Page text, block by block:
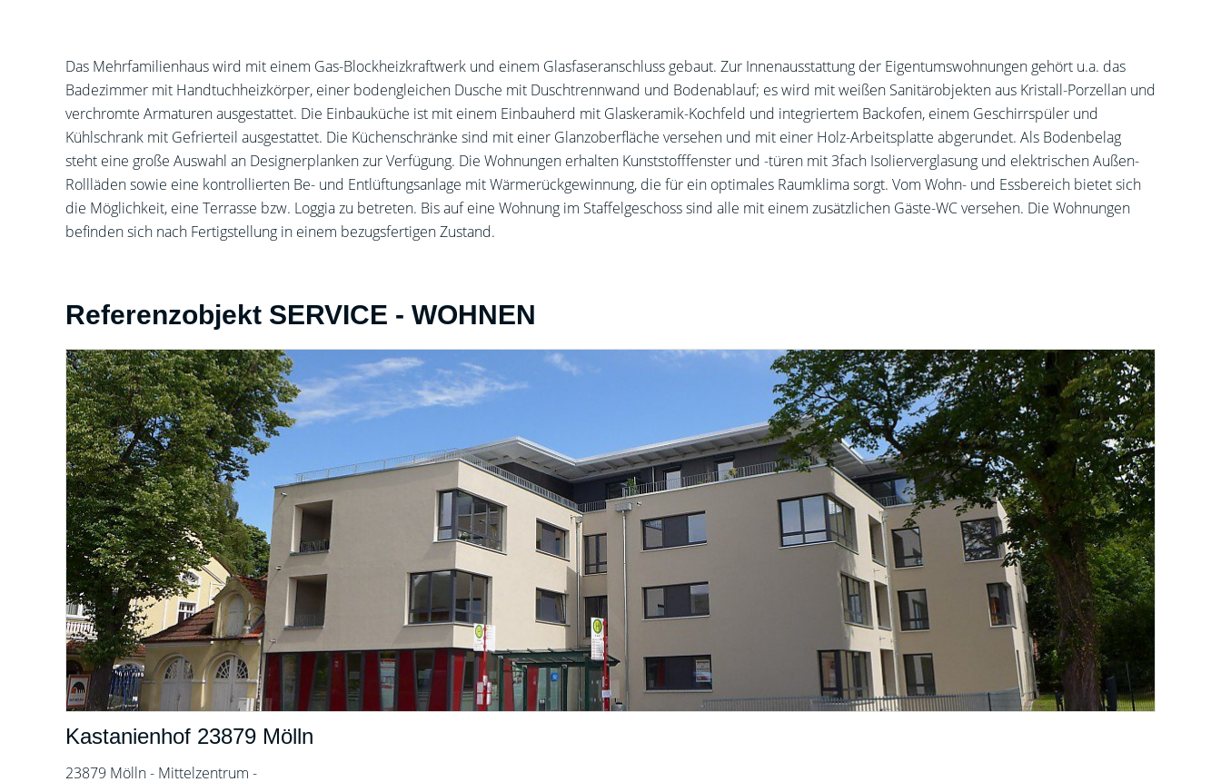
Das Mehrfamilienhaus wird mit einem Gas-Blockheizkraftwerk und einem Glasfaseranschluss gebaut. Zur Innenausstattung der Eigentumswohnungen gehört u.a. das
Badezimmer mit Handtuchheizkörper, einer bodengleichen Dusche mit Duschtrennwand und Bodenablauf; es wird mit weißen Sanitärobjekten aus Kristall-Porzellan und
verchromte Armaturen ausgestattet. Die Einbauküche ist mit einem Einbauherd mit Glaskeramik-Kochfeld und integriertem Backofen, einem Geschirrspüler und
Kühlschrank mit Gefrierteil ausgestattet. Die Küchenschränke sind mit einer Glanzoberfläche versehen und mit einer Holz-Arbeitsplatte abgerundet. Als Bodenbelag
steht eine große Auswahl an Designerplanken zur Verfügung. Die Wohnungen erhalten Kunststofffenster und -türen mit 3fach Isolierverglasung und elektrischen Außen-
Rollläden sowie eine kontrollierten Be- und Entlüftungsanlage mit Wärmerückgewinnung, die für ein optimales Raumklima sorgt. Vom Wohn- und Essbereich bietet sich
die Möglichkeit, eine Terrasse bzw. Loggia zu betreten. Bis auf eine Wohnung im Staffelgeschoss sind alle mit einem zusätzlichen Gäste-WC versehen. Die Wohnungen
befinden sich nach Fertigstellung in einem bezugsfertigen Zustand.
Referenzobjekt SERVICE - WOHNEN
Kastanienhof 23879 Mölln
23879 Mölln - Mittelzentrum -